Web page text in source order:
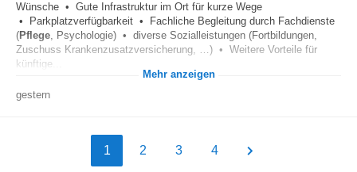
Wünsche • Gute Infrastruktur im Ort für kurze Wege
• Parkplatzverfügbarkeit • Fachliche Begleitung durch Fachdienste
(Pflege, Psychologie) • diverse Sozialleistungen (Fortbildungen,
Zuschuss Krankenzusatzversicherung, …) • Weitere Vorteile für
künftige...
Mehr anzeigen
gestern
1 2 3 4